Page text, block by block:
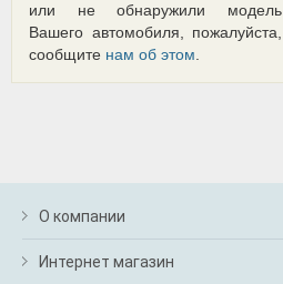
или не обнаружили модель
Вашего автомобиля, пожалуйста,
сообщите нам об этом
О компании
Интернет магазин